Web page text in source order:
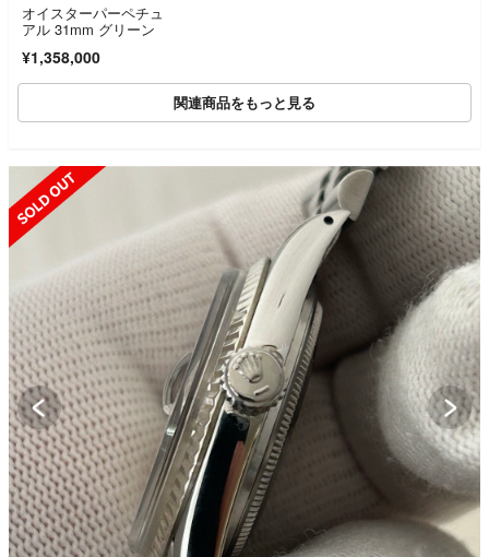
オイスターパーペチュ
アル 31mm グリーン
¥1,358,000
関連商品をもっと見る